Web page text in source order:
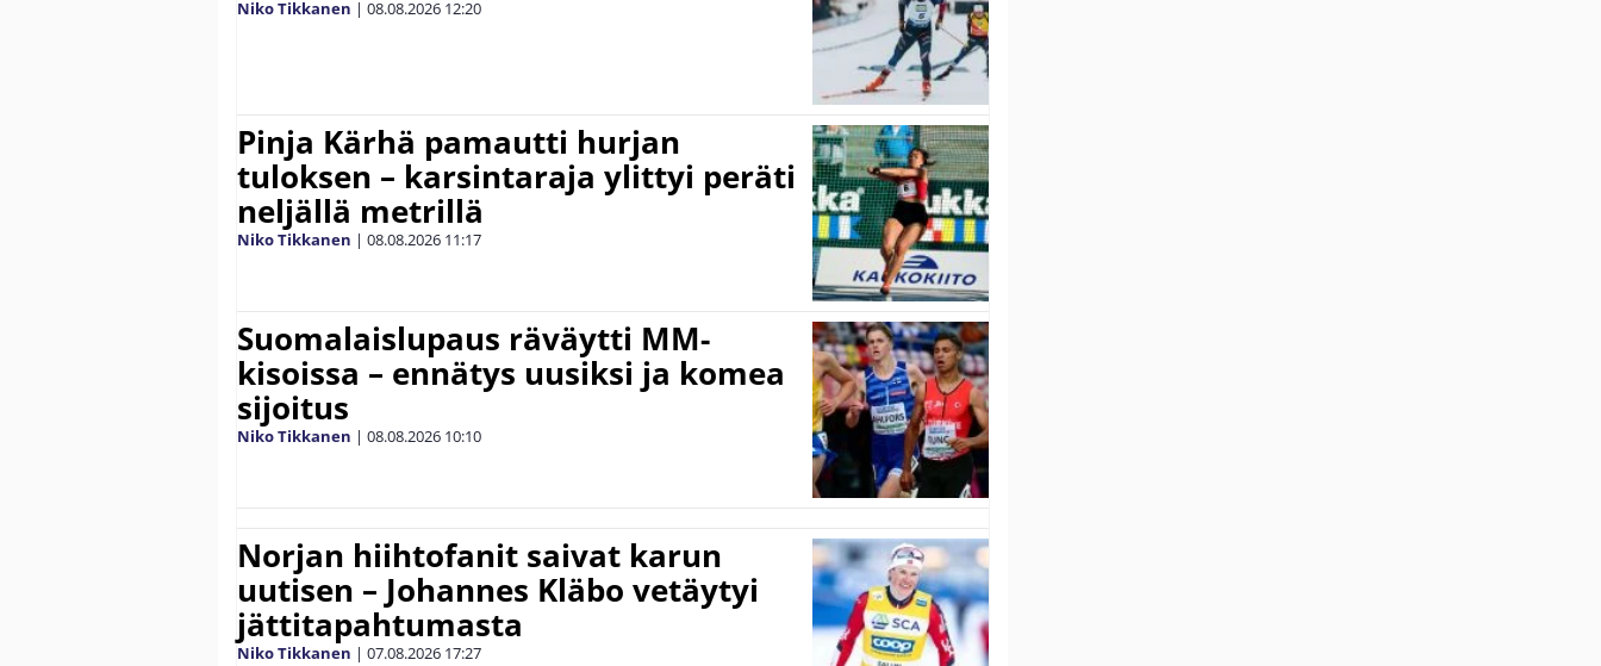
Niko Tikkanen | 08.08.2026 12:20
Pinja Kärhä pamautti hurjan
tuloksen – karsintaraja ylittyi peräti
neljällä metrillä
Niko Tikkanen | 08.08.2026 11:17
Suomalaislupaus räväytti MM-
kisoissa – ennätys uusiksi ja komea
sijoitus
Niko Tikkanen | 08.08.2026 10:10
Norjan hiihtofanit saivat karun
uutisen – Johannes Kläbo vetäytyi
jättitapahtumasta
Niko Tikkanen | 07.08.2026 17:27